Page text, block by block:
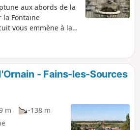
aux abords de la
la Fontaine
vous emmène à la
offre deux boucles
plus avec un
seconde qui
des chemins- Fains-les-Sources
m
-138 m